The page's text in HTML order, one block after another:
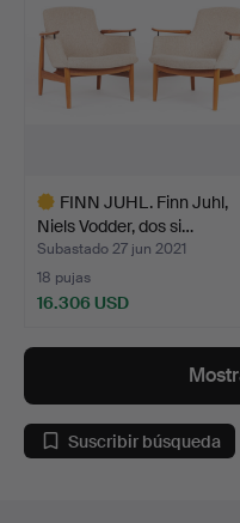
FINN JUHL. Finn Juhl,
Niels Vodder, dos si…
Subastado 27 jun 2021
18 pujas
16.306 USD
seleccionado
Suscribir búsqueda